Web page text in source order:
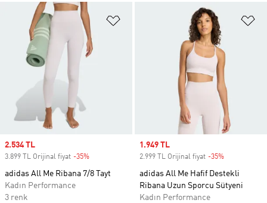
Favori Listesine Ekle
Sale price
2.534 TL
3.899 TL Orijinal fiyat -35%
adidas All Me Ribana 7/8 Tayt
Kadın Performance
3 renk
Sale price
1.949 TL
2.999 TL Orijinal fiyat -35%
adidas All Me Hafif Destekli
Ribana Uzun Sporcu Sütyeni
Kadın Performance